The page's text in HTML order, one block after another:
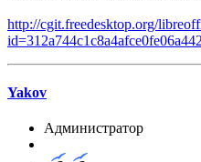
http://cgit.freedesktop.org/
Yakov
Администратор